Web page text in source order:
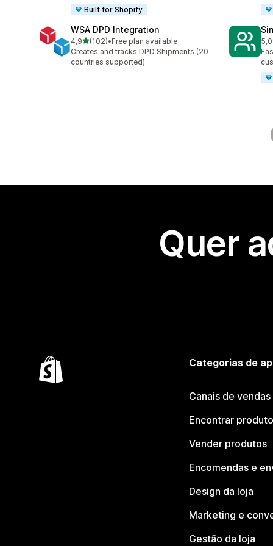
Built for Shopify
WSA DPD Integration
4,9de 5 estrelas
(102)
102 total de avaliações
•Free plan available
Creates and tracks DPD Shipments (20
countries supported)
5,0
9
Quer
Categorias de
Canais de vendas
Encontrar
Vender produtos
Encomendas e
Design da loja
Marketing e
Gestão da loja